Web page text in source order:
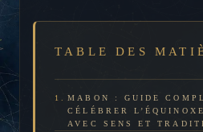
TABLE DES
MABON : GUIDE
CÉLÉBRER
AVEC SENS ET